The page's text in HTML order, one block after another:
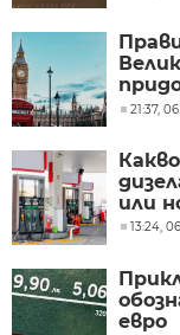
21:37,
или
13:24,
евро